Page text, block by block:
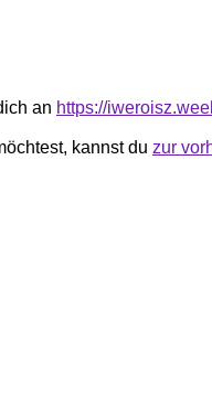
an https://
kannst du zur